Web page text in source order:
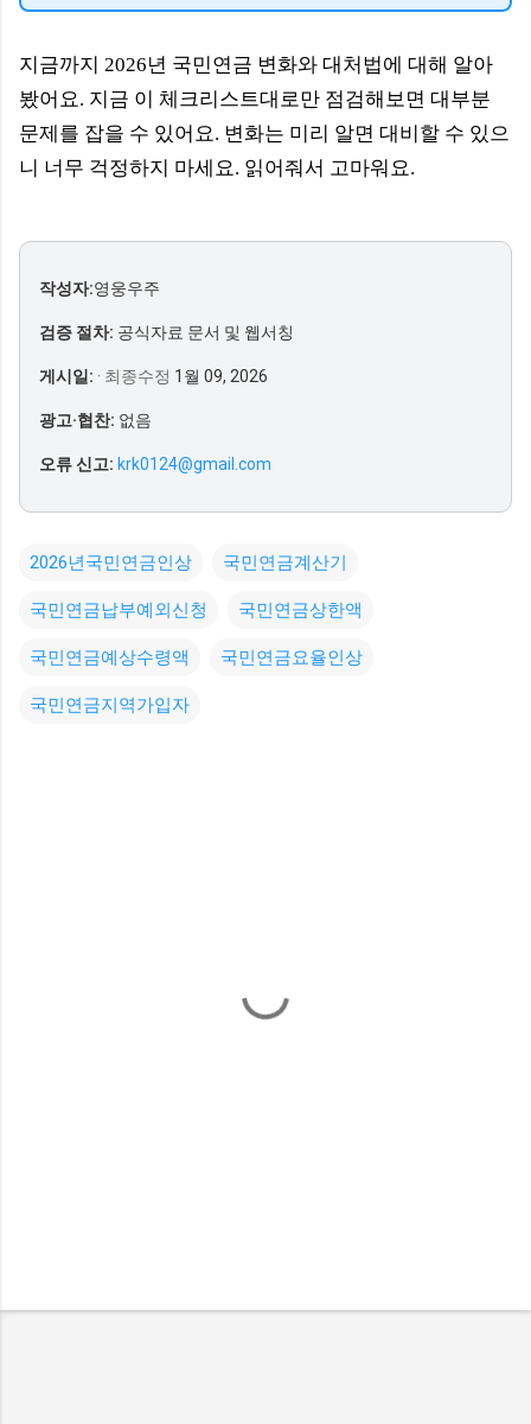
지금까지 2026년 국민연금 변화와 대처법에 대해 알아
봤어요. 지금 이 체크리스트대로만 점검해보면 대부분
문제를 잡을 수 있어요. 변화는 미리 알면 대비할 수 있으
니 너무 걱정하지 마세요. 읽어줘서 고마워요.
작성자:영웅우주
검증 절차: 공식자료 문서 및 웹서칭
게시일: · 최종수정 1월 09, 2026
광고·협찬: 없음
오류 신고: krk0124@gmail.com
2026년국민연금인상 국민연금계산기
국민연금납부예외신청 국민연금상한액
국민연금예상수령액 국민연금요율인상
국민연금지역가입자